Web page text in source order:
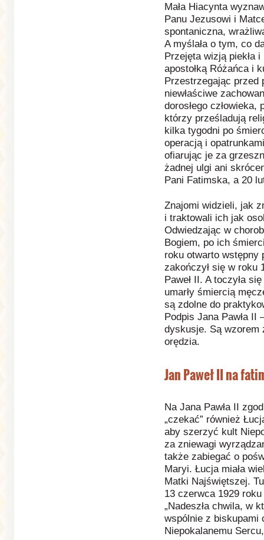
Mała Hiacynta
Panu Jezusowi i
spontaniczna,
A myślała o tym, co
Przejęta wizją piekła
apostołką Różańca i
Przestrzegając przed
niewłaściwe
dorosłego człowieka,
którzy prześladują
kilka tygodni po
operacją i
ofiarując je za
żadnej ulgi ani
Pani Fatimska, a 20
Znajomi widzieli, jak
i traktowali ich jak
Odwiedzając w
Bogiem, po ich
roku otwarto wstępny
zakończył się w roku
Paweł II. A toczyła
umarły śmiercią
są zdolne do
Podpis Jana Pawła II
dyskusje. Są wzorem
orędzia.
Jan Paweł II na
Na Jana Pawła II
„czekać” również
aby szerzyć kult
za zniewagi
także zabiegać o
Maryi. Łucja miała
Matki Najświętszej.
13 czerwca 1929
„Nadeszła chwila, w
wspólnie z biskupami
Niepokalanemu